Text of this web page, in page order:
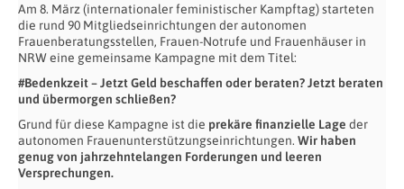
Am 8. März (internationaler feministischer Kampftag) starteten
die rund 90 Mitgliedseinrichtungen der autonomen
Frauenberatungsstellen, Frauen-Notrufe und Frauenhäuser in
NRW eine gemeinsame Kampagne mit dem Titel:
#Bedenkzeit – Jetzt Geld beschaffen oder beraten? Jetzt beraten
und übermorgen schließen?
Grund für diese Kampagne ist die prekäre finanzielle Lage der
autonomen Frauenunterstützungseinrichtungen. Wir haben
genug von jahrzehntelangen Forderungen und leeren
Versprechungen.